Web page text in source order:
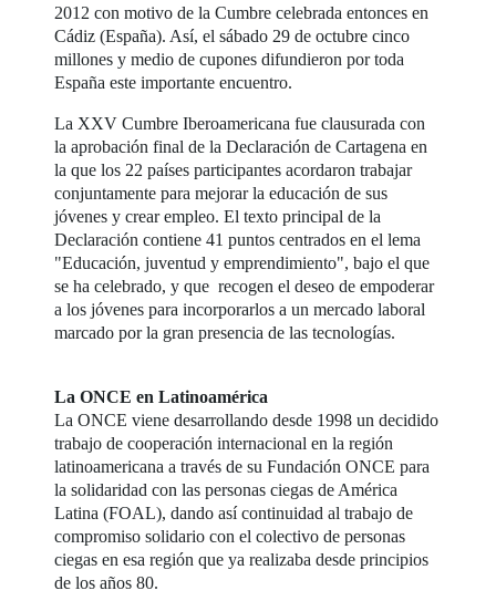
2012 con motivo de la Cumbre celebrada entonces en
Cádiz (España). Así, el sábado 29 de octubre cinco
millones y medio de cupones difundieron por toda
España este importante encuentro.
La XXV Cumbre Iberoamericana fue clausurada con
la aprobación final de la Declaración de Cartagena en
la que los 22 países participantes acordaron trabajar
conjuntamente para mejorar la educación de sus
jóvenes y crear empleo. El texto principal de la
Declaración contiene 41 puntos centrados en el lema
"Educación, juventud y emprendimiento", bajo el que
se ha celebrado, y que recogen el deseo de empoderar
a los jóvenes para incorporarlos a un mercado laboral
marcado por la gran presencia de las tecnologías.
La ONCE en Latinoamérica
La ONCE viene desarrollando desde 1998 un decidido
trabajo de cooperación internacional en la región
latinoamericana a través de su Fundación ONCE para
la solidaridad con las personas ciegas de América
Latina (FOAL), dando así continuidad al trabajo de
compromiso solidario con el colectivo de personas
ciegas en esa región que ya realizaba desde principios
de los años 80.